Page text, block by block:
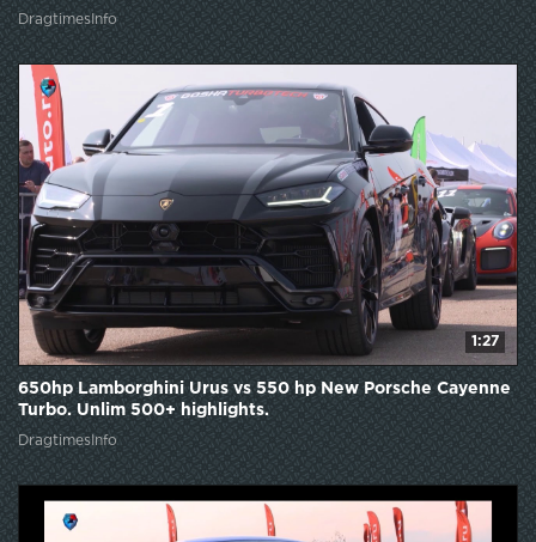
DragtimesInfo
1:27
650hp Lamborghini Urus vs 550 hp New Porsche Cayenne
Turbo. Unlim 500+ highlights.
DragtimesInfo